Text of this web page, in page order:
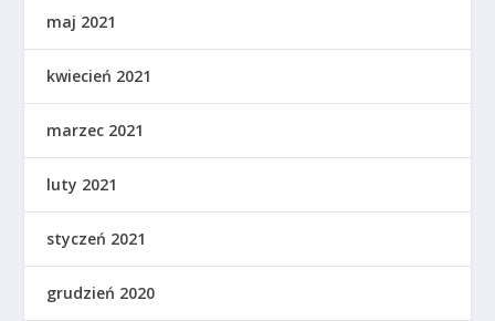
maj 2021
kwiecień 2021
marzec 2021
luty 2021
styczeń 2021
grudzień 2020